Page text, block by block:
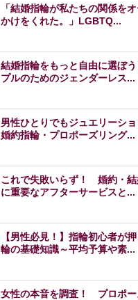
「結婚指輪が私たちの関係を
かけをくれた。」LGBTQ...
結婚指輪をもっと自由に選ぼ
プルのためのジェンダーレス...
男性ひとりでもジュエリーシ
婚約指輪・プロポーズリング...
これで失敗いらず！ 婚約・結
に重要なアフターサービスと...
【男性必見！】指輪初心者が
輪の基礎知識～平均予算や素...
女性の本音を調査！ プロポー